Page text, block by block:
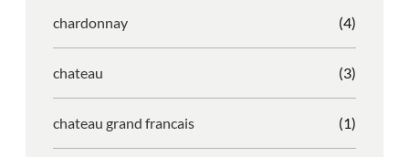
chardonnay (4)
chateau (3)
chateau grand francais (1)